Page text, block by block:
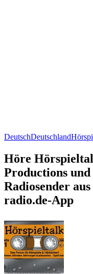
DeutschDeutschland
Höre
Productions
Radiosender
radio.de-App